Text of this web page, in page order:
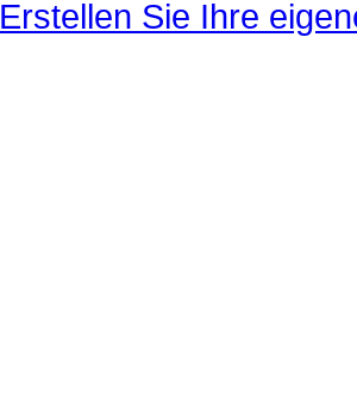
Erstellen Sie Ihre